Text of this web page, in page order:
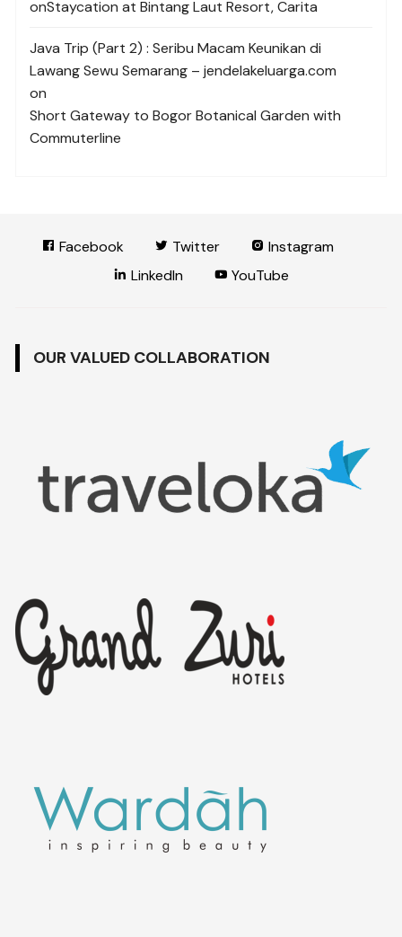
onStaycation at Bintang Laut Resort, Carita
Java Trip (Part 2) : Seribu Macam Keunikan di
Lawang Sewu Semarang – jendelakeluarga.com
on
Short Gateway to Bogor Botanical Garden with
Commuterline
Facebook Twitter
Instagram
LinkedIn
YouTube
OUR VALUED COLLABORATION